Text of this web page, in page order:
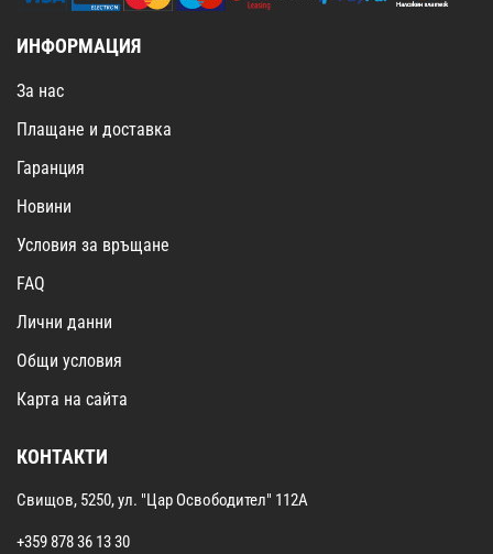
ИНФОРМАЦИЯ
За нас
Плащане и доставка
Гаранция
Новини
Условия за връщане
FAQ
Лични данни
Общи условия
Карта на сайта
КОНТАКТИ
Свищов, 5250, ул. "Цар Освободител" 112А
+359 878 36 13 30